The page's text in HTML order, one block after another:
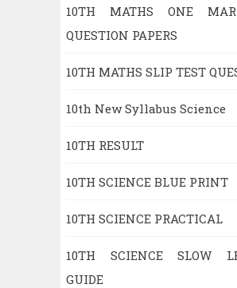
10TH MATHS ONE
QUESTION PAPERS
10TH MATHS SLIP TEST
10th New Syllabus Science
10TH RESULT
10TH SCIENCE BLUE PRINT
10TH SCIENCE PRACTICAL
10TH SCIENCE SLOW
GUIDE